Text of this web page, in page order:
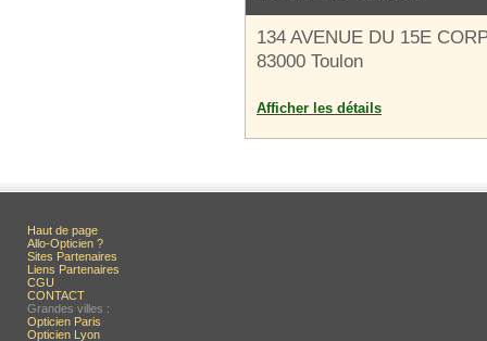
134 AVENUE DU 15E
83000 Toulon
Afficher les détails
Haut de page
Allo-Opticien ?
Sites Partenaires
Liens Partenaires
CGU
CONTACT
Grandes villes :
Opticien Paris
Opticien Lyon